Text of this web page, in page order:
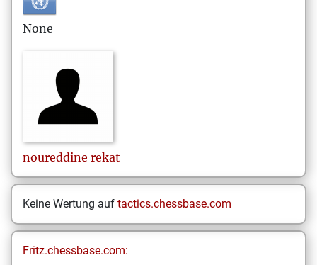
None
noureddine rekat
Keine Wertung auf tactics.chessbase.com
Fritz.chessbase.com: